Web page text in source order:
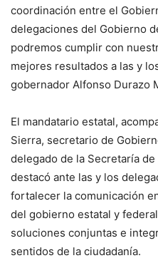
coordinación entre el
delegaciones del Gobierno
podremos cumplir con
mejores resultados a las y
gobernador Alfonso Durazo
El mandatario estatal,
Sierra, secretario de
delegado de la Secretaría
destacó ante las y los
fortalecer la comunicación
del gobierno estatal y
soluciones conjuntas e
sentidos de la ciudadanía.